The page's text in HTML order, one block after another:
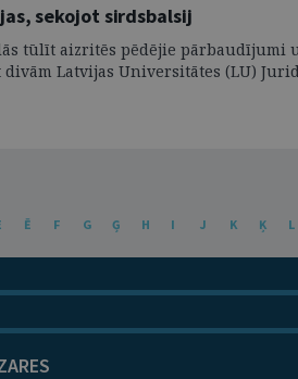
sekojot sirdsbalsij
tūlīt aizritēs pēdējie
Latvijas Universitātes (LU)
Ē F G Ģ H I J K Ķ L